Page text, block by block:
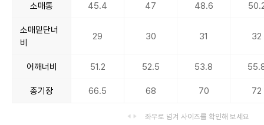
소매통 45.4 47 48.6
소매밑단너
비
29 30 31 32
어깨너비 51.2 52.5 53.8
총기장 66.5 68 70 72
좌우로 넘겨 사이즈를 확인해 보세요